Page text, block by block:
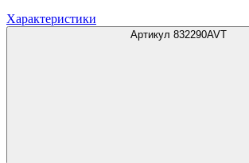
Характеристики
Артикул 832290AVT